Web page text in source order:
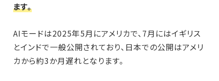
ます。
AIモードは2025年5月にアメリカで、7月にはイギリス
とインドで一般公開されており、日本での公開はアメリ
カから約3か月遅れとなります。